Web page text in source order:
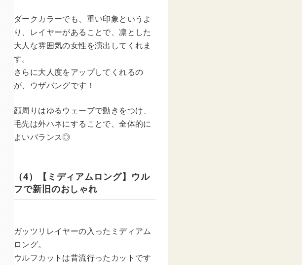
ダークカラーでも、重い印象というよ
り、レイヤーがあることで、凛とした
大人な雰囲気の女性を演出してくれま
す。
さらに大人度をアップしてくれるの
が、ウザバングです！
顔周りはゆるウェーブで動きをつけ、
毛先は外ハネにすることで、全体的に
よいバランス◎
（4）【ミディアムロング】ウル
フで新旧のおしゃれ
ガッツリレイヤーの入ったミディアム
ロング。
ウルフカットは昔流行ったカットです